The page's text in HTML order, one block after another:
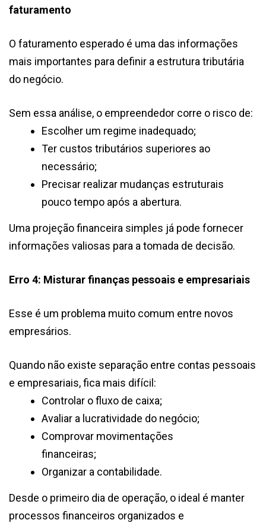
faturamento
O faturamento esperado é uma das informações
mais importantes para definir a estrutura tributária
do negócio.
Sem essa análise, o empreendedor corre o risco de:
Escolher um regime inadequado;
Ter custos tributários superiores ao
necessário;
Precisar realizar mudanças estruturais
pouco tempo após a abertura.
Uma projeção financeira simples já pode fornecer
informações valiosas para a tomada de decisão.
Erro 4: Misturar finanças pessoais e empresariais
Esse é um problema muito comum entre novos
empresários.
Quando não existe separação entre contas pessoais
e empresariais, fica mais difícil:
Controlar o fluxo de caixa;
Avaliar a lucratividade do negócio;
Comprovar movimentações
financeiras;
Organizar a contabilidade.
Desde o primeiro dia de operação, o ideal é manter
processos financeiros organizados e